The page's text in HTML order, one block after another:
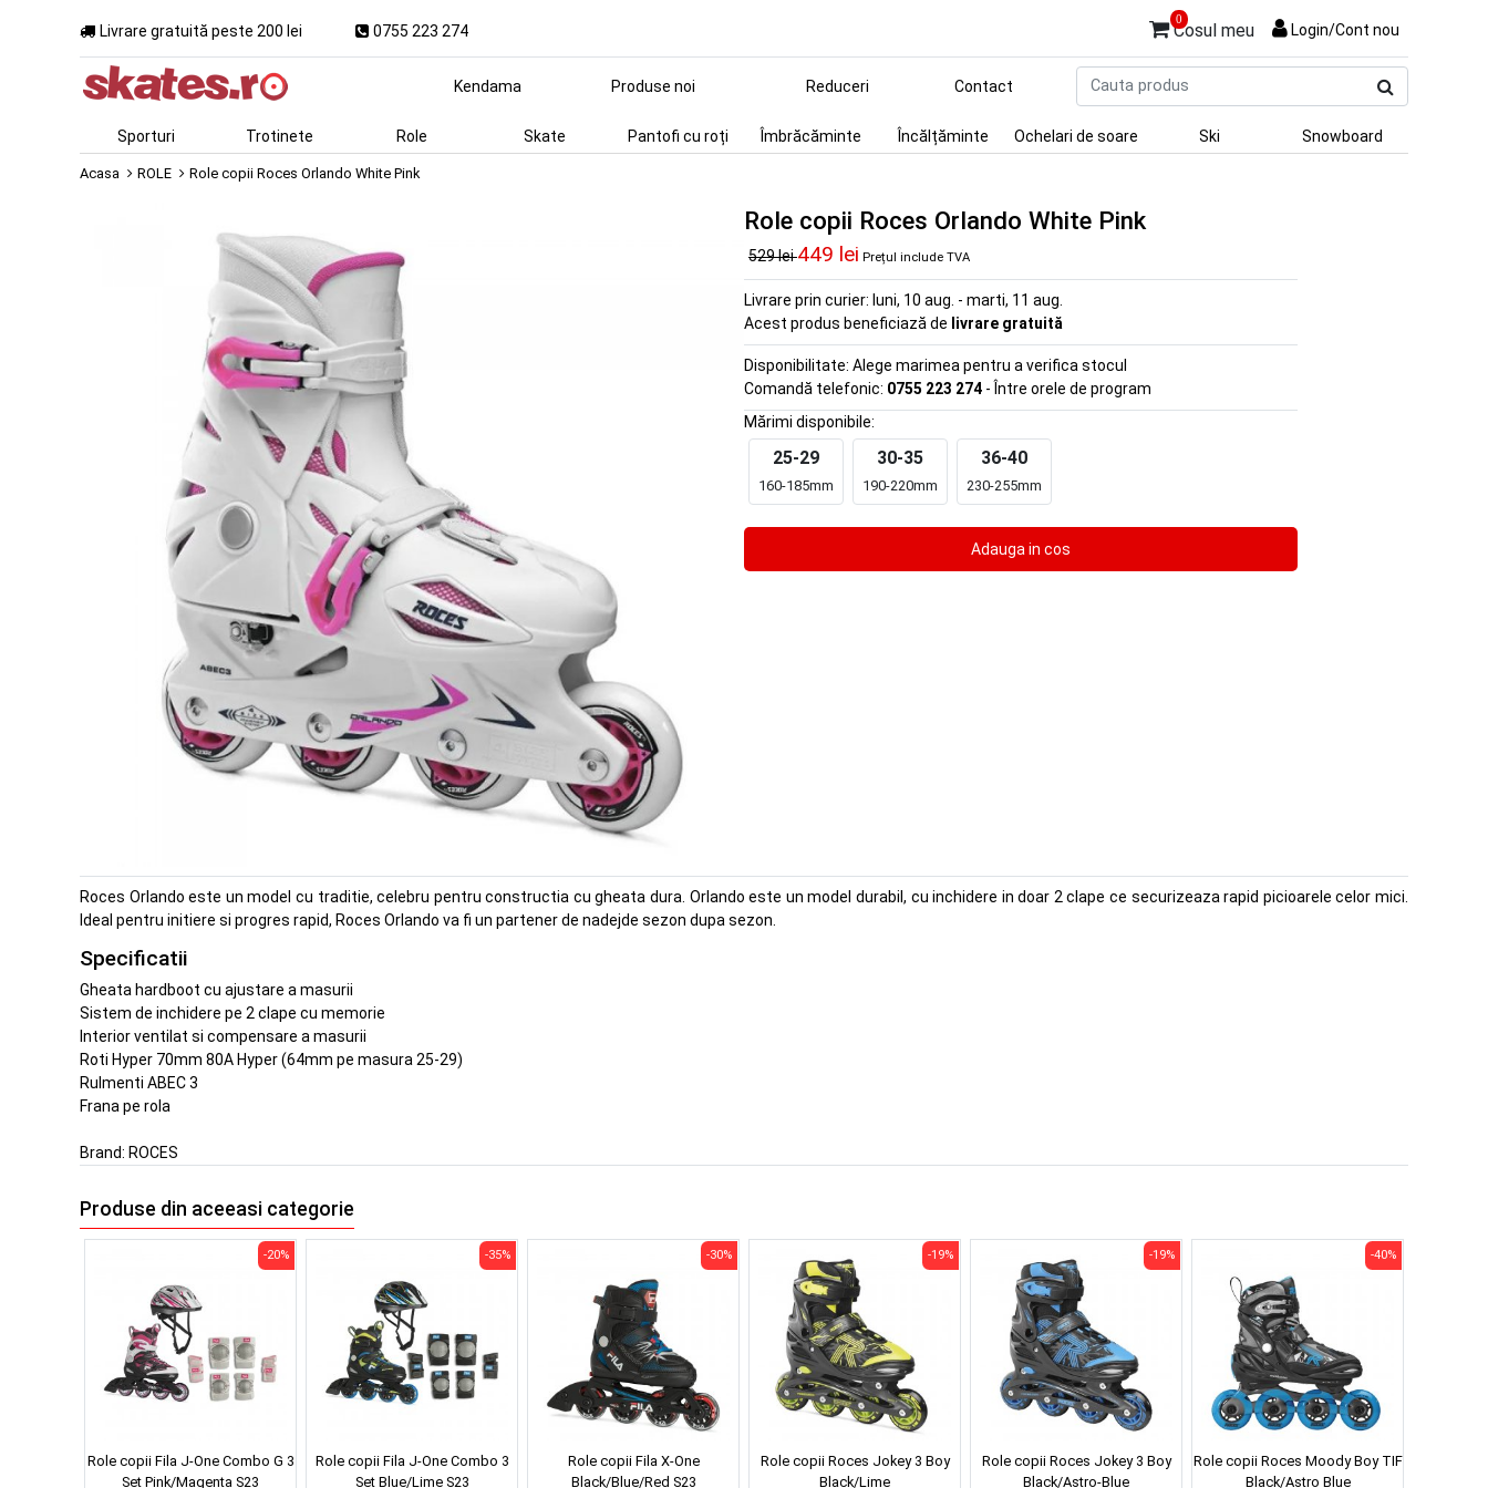
Livrare gratuită peste 200 lei 0755 223 274
0
Cosul meu Login/Cont nou
produs
Kendama Produse noi Reduceri Contact
Sporturi Trotinete Role Skate Pantofi cu roți Îmbrăcăminte Încălțăminte Ochelari de soare Ski Snowboard
Acasa ROLE Role copii Roces Orlando White Pink
Role copii Roces Orlando White Pink
529 lei449 lei Prețul include TVA
Livrare prin curier: luni, 10 aug. - marti, 11 aug.
Acest produs beneficiază de livrare gratuită
Disponibilitate: Alege marimea pentru a verifica stocul
Comandă telefonic: 0755 223 274 - Între orele de program
Mărimi disponibile:
25-29
160-185mm
30-35
190-220mm
36-40
230-255mm
Roces Orlando este un model cu traditie, celebru pentru constructia cu gheata dura. Orlando este un model durabil, cu inchidere in doar 2 clape ce securizeaza rapid picioarele celor mici.
Ideal pentru initiere si progres rapid, Roces Orlando va fi un partener de nadejde sezon dupa sezon.
Specificatii
Gheata hardboot cu ajustare a masurii
Sistem de inchidere pe 2 clape cu memorie
Interior ventilat si compensare a masurii
Roti Hyper 70mm 80A Hyper (64mm pe masura 25-29)
Rulmenti ABEC 3
Frana pe rola
Brand: ROCES
Produse din aceeasi categorie
Role copii Fila J-One Combo G 3
Set Pink/Magenta S23
-20%
Role copii Fila J-One Combo 3
Set Blue/Lime S23
-35%
Role copii Fila X-One
Black/Blue/Red S23
-30%
Role copii Roces Jokey 3 Boy
Black/Lime
-19%
Role copii Roces Jokey 3 Boy
Black/Astro-Blue
-19%
Role copii Roces Moody Boy TIF
Black/Astro Blue
-40%